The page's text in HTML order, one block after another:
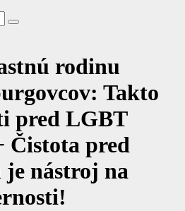
rodinu
Takto
pred LGBT
Čistota pred
je nástroj na